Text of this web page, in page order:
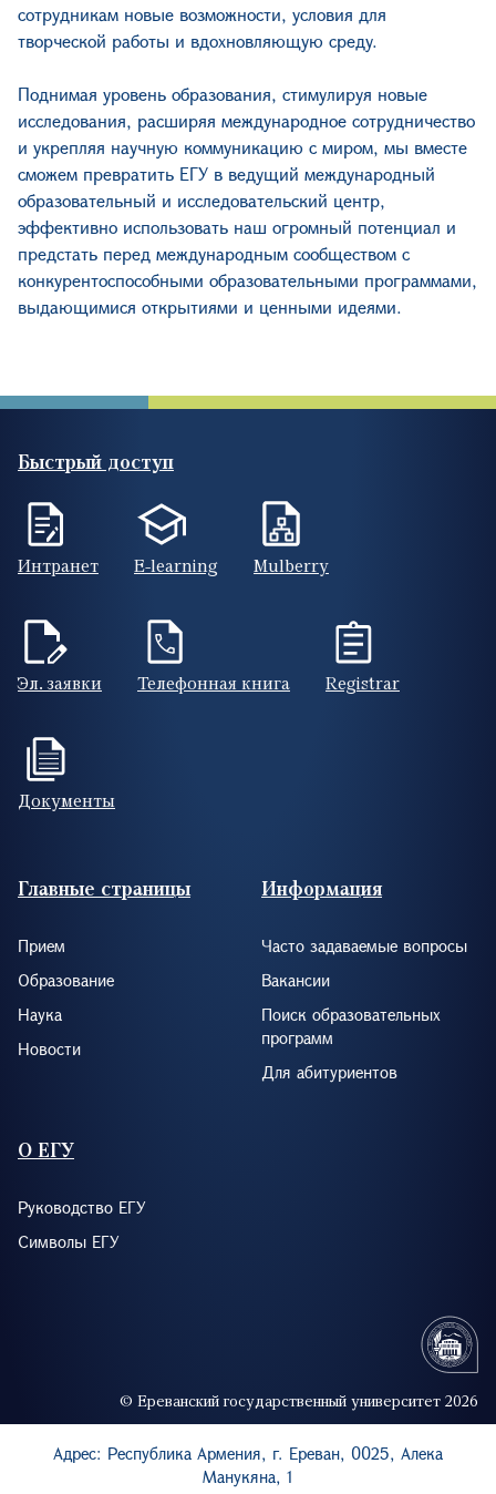
сотрудникам новые возможности, условия для
творческой работы и вдохновляющую среду.
Поднимая уровень образования, стимулируя новые
исследования, расширяя международное сотрудничество
и укрепляя научную коммуникацию с миром, мы вместе
сможем превратить ЕГУ в ведущий международный
образовательный и исследовательский центр,
эффективно использовать наш огромный потенциал и
предстать перед международным сообществом с
конкурентоспособными образовательными программами,
выдающимися открытиями и ценными идеями.
Быстрый доступ
Интранет E-learning Mulberry
Эл. заявки Телефонная книга Registrar
Документы
Footer (RUS)
Главные страницы
Прием
Образование
Наука
Новости
Информация
Часто задаваемые вопросы
Вакансии
Поиск образовательных
программ
Для абитуриентов
О ЕГУ
Руководство ЕГУ
Символы ЕГУ
© Ереванский государственный университет 2026
Адрес: Республика Армения, г. Ереван, 0025, Алека
Манукяна, 1